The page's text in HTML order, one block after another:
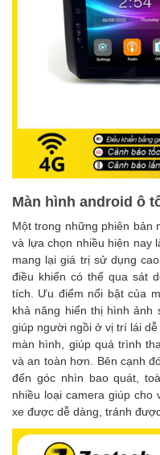
Màn hình android ô
Một trong những phiên bản
và lựa chọn nhiều hiện nay
mang lại giá trị sử dụng
điều khiển có thể qua sát
tích. Ưu điểm nổi bật của
khả năng hiển thị hình
giúp người ngồi ở vị trí lái
màn hình, giúp quá trình
và an toàn hơn. Bên cạnh
đến góc nhìn bao quát,
nhiều loại camera giúp cho
xe được dễ dàng, tránh